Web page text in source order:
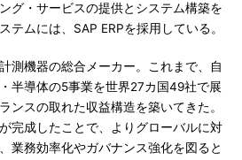
グ・サービスの提供とシステム構築を
テムには、SAP ERPを採用している。
測機器の総合メーカー。これまで、自
半導体の5事業を世界27カ国49社で展
ンスの取れた収益構造を築いてきた。
完成したことで、よりグローバルに対
業務効率化やガバナンス強化を図ると